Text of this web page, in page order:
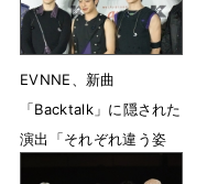
EVNNE、新曲
「Backtalk」に隠された
演出「それぞれ違う姿